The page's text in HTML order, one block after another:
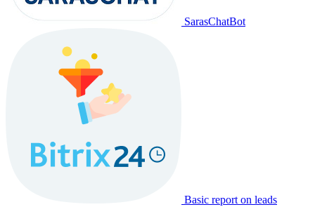
SarasChatBot
Basic report on leads